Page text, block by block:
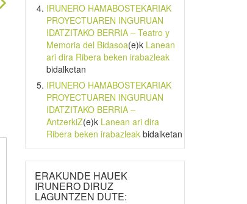
IRUNERO HAMABOSTEKARIAK
PROYECTUAREN INGURUAN
IDATZITAKO BERRIA – Teatro y
Memoria del Bidasoa(e)k Lanean
ari dira Ribera beken irabazleak
bidalketan
IRUNERO HAMABOSTEKARIAK
PROYECTUAREN INGURUAN
IDATZITAKO BERRIA –
AntzerkiZ(e)k Lanean ari dira
Ribera beken irabazleakbidalketan
ERAKUNDE HAUEK
IRUNERO DIRUZ
LAGUNTZEN DUTE: